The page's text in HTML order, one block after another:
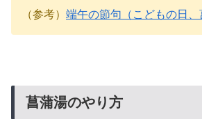
（参考） 端午の節句 （こどもの日、
菖蒲湯のやり方